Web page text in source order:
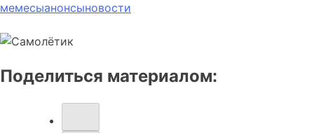
мемесыанонсыновости
Поделиться материалом: